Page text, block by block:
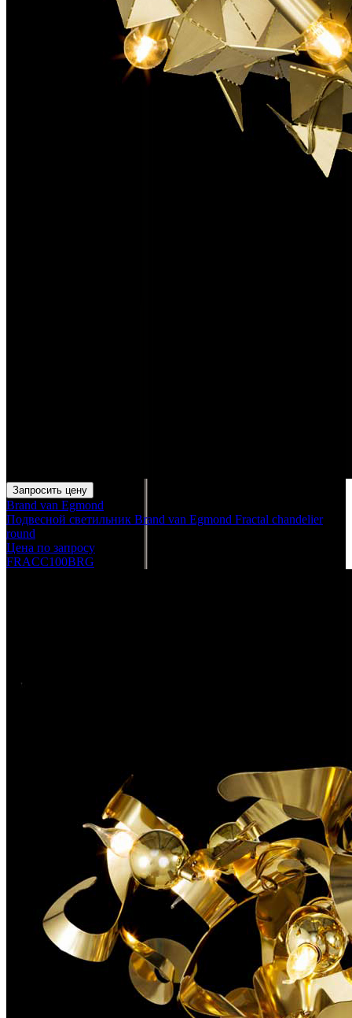
Запросить цену
Brand van Egmond
Подвесной светильник Brand van Egmond Fractal chandelier
round
Цена по запросу
FRACC100BRG